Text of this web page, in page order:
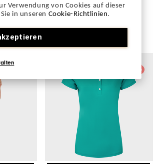
Verwendung von Cookies auf dieser
in unserenCookie-Richtlinien.
Belt
Golftillbehör